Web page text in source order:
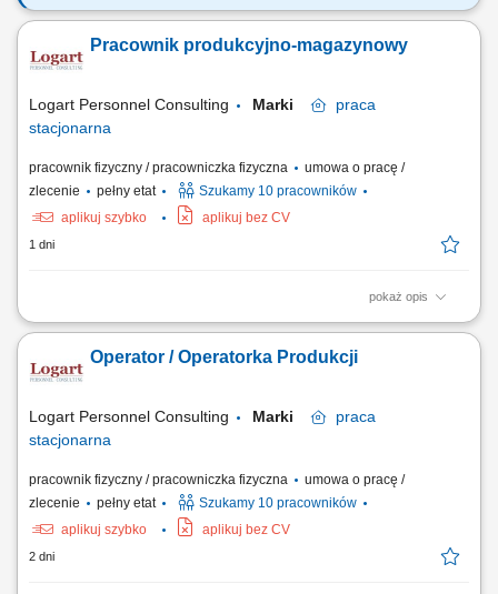
Opis stanowiska: Przyjmowanie i wydawanie towarów zgodnie z
rozładunek towaru) Dbałość o prawidłowe rozmieszczenie towarów w
magazynie; Przewożenie towarów zgodnie z przygotowanym planem;
Pracownik produkcyjno-magazynowy
Logart Personnel Consulting Marki
praca
stacjonarna
pracownik fizyczny / pracowniczka fizyczna
umowa o pracę /
zlecenie
pełny etat
Szukamy 10 pracowników
aplikuj szybko
aplikuj bez CV
1 dni
pokaż opis
Opis stanowiska: Obsługa maszyn produkcyjnych i urządzeń; Montaż i
etapach produkcji; Przyjmowanie, kompletowanie i wydawanie
towarów; Rozmieszczanie produktów w strefach magazynowych;
Operator / Operatorka Produkcji
Logart Personnel Consulting Marki
praca
stacjonarna
pracownik fizyczny / pracowniczka fizyczna
umowa o pracę /
zlecenie
pełny etat
Szukamy 10 pracowników
aplikuj szybko
aplikuj bez CV
2 dni